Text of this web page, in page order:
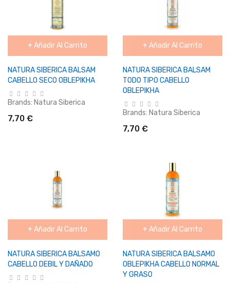
+ Añadir Al Carrito
NATURA SIBERICA BALSAM
CABELLO SECO OBLEPIKHA
Brands: Natura Siberica
7,70 €
+ Añadir Al Carrito
NATURA SIBERICA BALSAM
TODO TIPO CABELLO
OBLEPIKHA
Brands: Natura Siberica
7,70 €
+ Añadir Al Carrito
NATURA SIBERICA BALSAMO
CABELLO DEBIL Y DAÑADO
+ Añadir Al Carrito
NATURA SIBERICA BALSAMO
OBLEPIKHA CABELLO NORMAL
Y GRASO